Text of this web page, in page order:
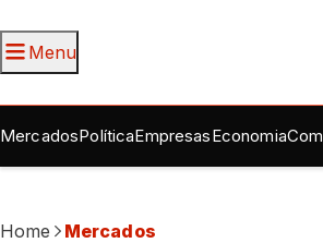
Menu
MercadosPolíticaEmpresasEconomia
Home Mercados